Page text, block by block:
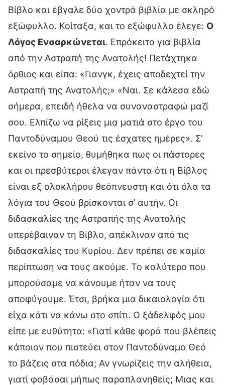
Βίβλο και έβγαλε δύο χοντρά βιβλία με σκληρό
εξώφυλλο. Κοίταξα, και το εξώφυλλο έλεγε: Ο
Λόγος Ενσαρκώνεται. Επρόκειτο για βιβλία
από την Αστραπή της Ανατολής! Πετάχτηκα
όρθιος και είπα: «Γιανγκ, έχεις αποδεχτεί την
Αστραπή της Ανατολής;» «Ναι. Σε κάλεσα εδώ
σήμερα, επειδή ήθελα να συναναστραφώ μαζί
σου. Ελπίζω να ρίξεις μια ματιά στο έργο του
Παντοδύναμου Θεού τις έσχατες ημέρες». Σ’
εκείνο το σημείο, θυμήθηκα πως οι πάστορες
και οι πρεσβύτεροι έλεγαν πάντα ότι η Βίβλος
είναι εξ ολοκλήρου θεόπνευστη και ότι όλα τα
λόγια του Θεού βρίσκονται σ’ αυτήν. Οι
διδασκαλίες της Αστραπής της Ανατολής
υπερέβαιναν τη Βίβλο, απέκλιναν από τις
διδασκαλίες του Κυρίου. Δεν πρέπει σε καμία
περίπτωση να τους ακούμε. Το καλύτερο που
μπορούσαμε να κάνουμε ήταν να τους
αποφύγουμε. Έτσι, βρήκα μια δικαιολογία ότι
είχα κάτι να κάνω στο σπίτι. Ο ξάδελφός μου
είπε με ευθύτητα: «Γιατί κάθε φορά που βλέπεις
κάποιον που πιστεύει στον Παντοδύναμο Θεό
το βάζεις στα πόδια; Αν γνωρίζεις την αλήθεια,
γιατί φοβάσαι μήπως παραπλανηθείς; Μιας και